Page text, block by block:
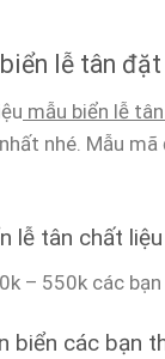
lễ tân
mẫu biển lễ
nhé. Mẫu
lễ tân chất
– 550k các
biển các bạn